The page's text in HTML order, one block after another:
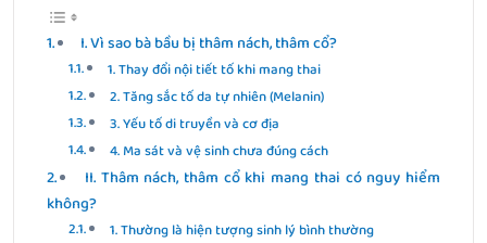
I. Vì sao bà bầu bị thâm nách, thâm cổ?
1. Thay đổi nội tiết tố khi mang thai
2. Tăng sắc tố da tự nhiên (Melanin)
3. Yếu tố di truyền và cơ địa
4. Ma sát và vệ sinh chưa đúng cách
II. Thâm nách, thâm cổ khi mang thai có nguy hiểm
không?
1. Thường là hiện tượng sinh lý bình thường